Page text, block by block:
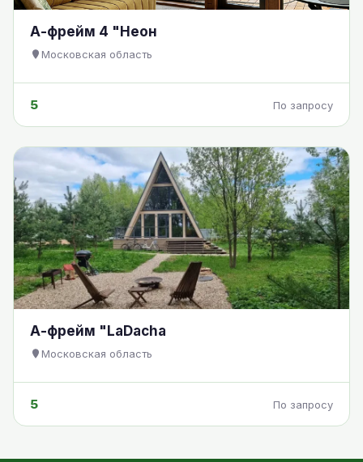
А-фрейм 4 "Неон
Московская область
5 По запросу
А-фрейм "LaDacha
Московская область
5 По запросу